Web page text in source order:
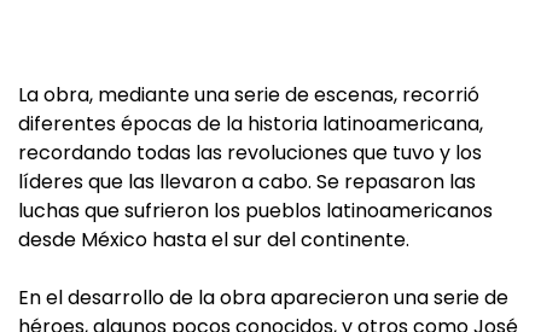
La obra, mediante una serie de escenas, recorrió
diferentes épocas de la historia latinoamericana,
recordando todas las revoluciones que tuvo y los
líderes que las llevaron a cabo. Se repasaron las
luchas que sufrieron los pueblos latinoamericanos
desde México hasta el sur del continente.
En el desarrollo de la obra aparecieron una serie de